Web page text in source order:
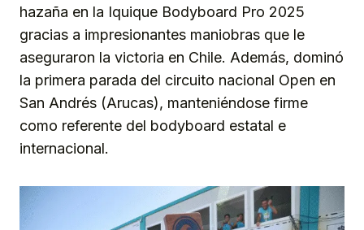
hazaña en la Iquique Bodyboard Pro 2025
gracias a impresionantes maniobras que le
aseguraron la victoria en Chile. Además, dominó
la primera parada del circuito nacional Open en
San Andrés (Arucas), manteniéndose firme
como referente del bodyboard estatal e
internacional.